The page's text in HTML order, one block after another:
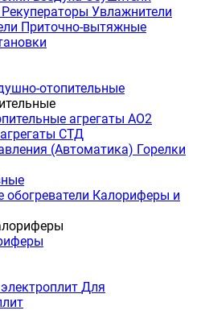
Рекуператоры Увлажнители
Приточно-вытяжные
отопительные
агрегаты АО2
СТД
(Автоматика) Горелки
Калориферы и
Для